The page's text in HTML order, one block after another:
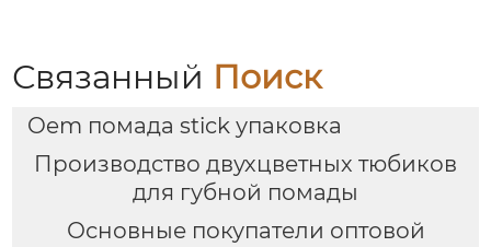
Связанный Поиск
Oem помада stick упаковка
Производство двухцветных тюбиков
для губной помады
Основные покупатели оптовой